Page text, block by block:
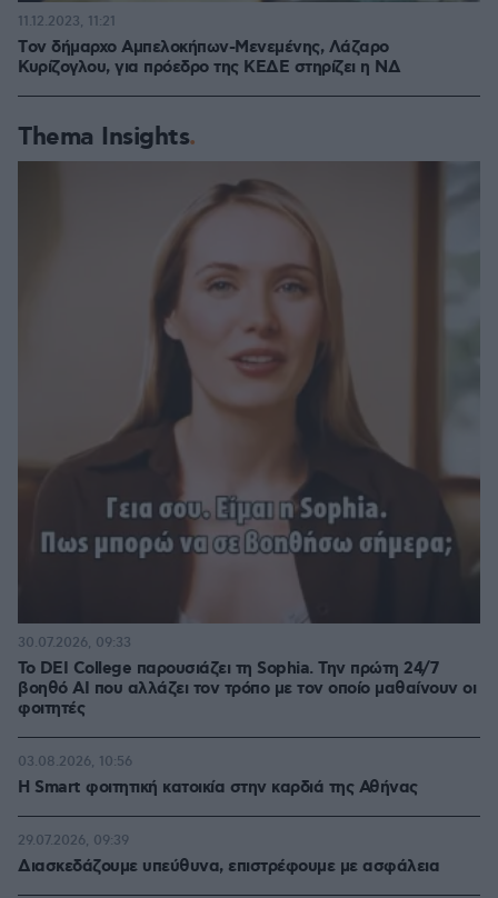
Tον δήμαρχο Αμπελοκήπων-Μενεμένης, Λάζαρο
Κυρίζογλου, για πρόεδρο της ΚΕΔΕ στηρίζει η ΝΔ
11.12.2023, 11:21
Thema Insights
Το DEI College παρουσιάζει τη Sophia. Την πρώτη 24/7
βοηθό AI που αλλάζει τον τρόπο με τον οποίο μαθαίνουν οι
φοιτητές
30.07.2026, 09:33
Η Smart φοιτητική κατοικία στην καρδιά της Αθήνας
03.08.2026, 10:56
Διασκεδάζουμε υπεύθυνα, επιστρέφουμε με ασφάλεια
29.07.2026, 09:39